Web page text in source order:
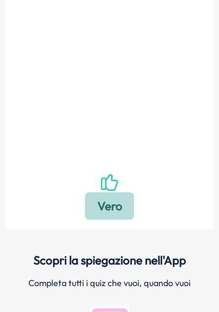
Scopri la spiegazione nell'App
Completa tutti i quiz che vuoi, quando vuoi